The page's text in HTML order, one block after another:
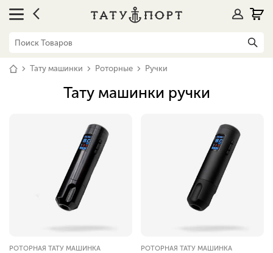
Тату машинки Роторные Ручки
Тату машинки ручки
РОТОРНАЯ ТАТУ МАШИНКА РОТОРНАЯ ТАТУ МАШИНКА